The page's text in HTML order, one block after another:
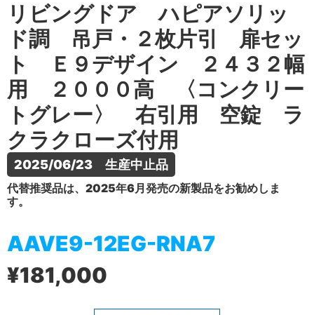
リビングドア ハピアソリッ
ド調 吊戸・２枚片引 扉セッ
ト Ｅ９デザイン ２４３２幅
用 ２０００高 〈コンクリー
トグレー〉 右引用 空錠 ラ
クラクローズ付用
2025/06/23　生産中止品
代替推奨品は、2025年6月発売の新製品をお勧めしま
す。
AAVE9-12EG-RNA7
¥181,000